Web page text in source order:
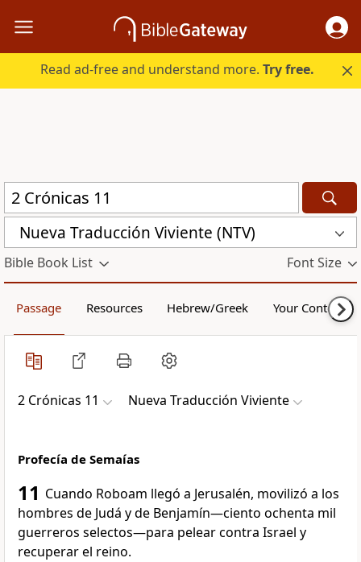
Read ad-free and understand more.Try free.
Nueva Traducción Viviente (NTV)
Bible Book List Font Size
Passage Resources Hebrew/Greek Your Content
2 Crónicas 11 Nueva Traducción Viviente
Profecía de Semaías
11 Cuando Roboam llegó a Jerusalén, movilizó a los
hombres de Judá y de Benjamín—ciento ochenta mil
guerreros selectos—para pelear contra Israel y
recuperar el reino.